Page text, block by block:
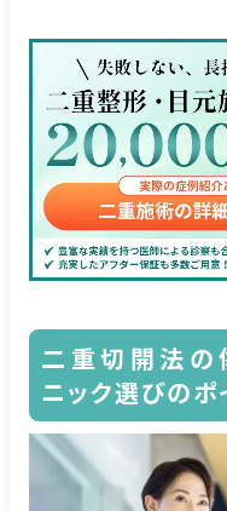
二重切開法の
ニック選びのポ